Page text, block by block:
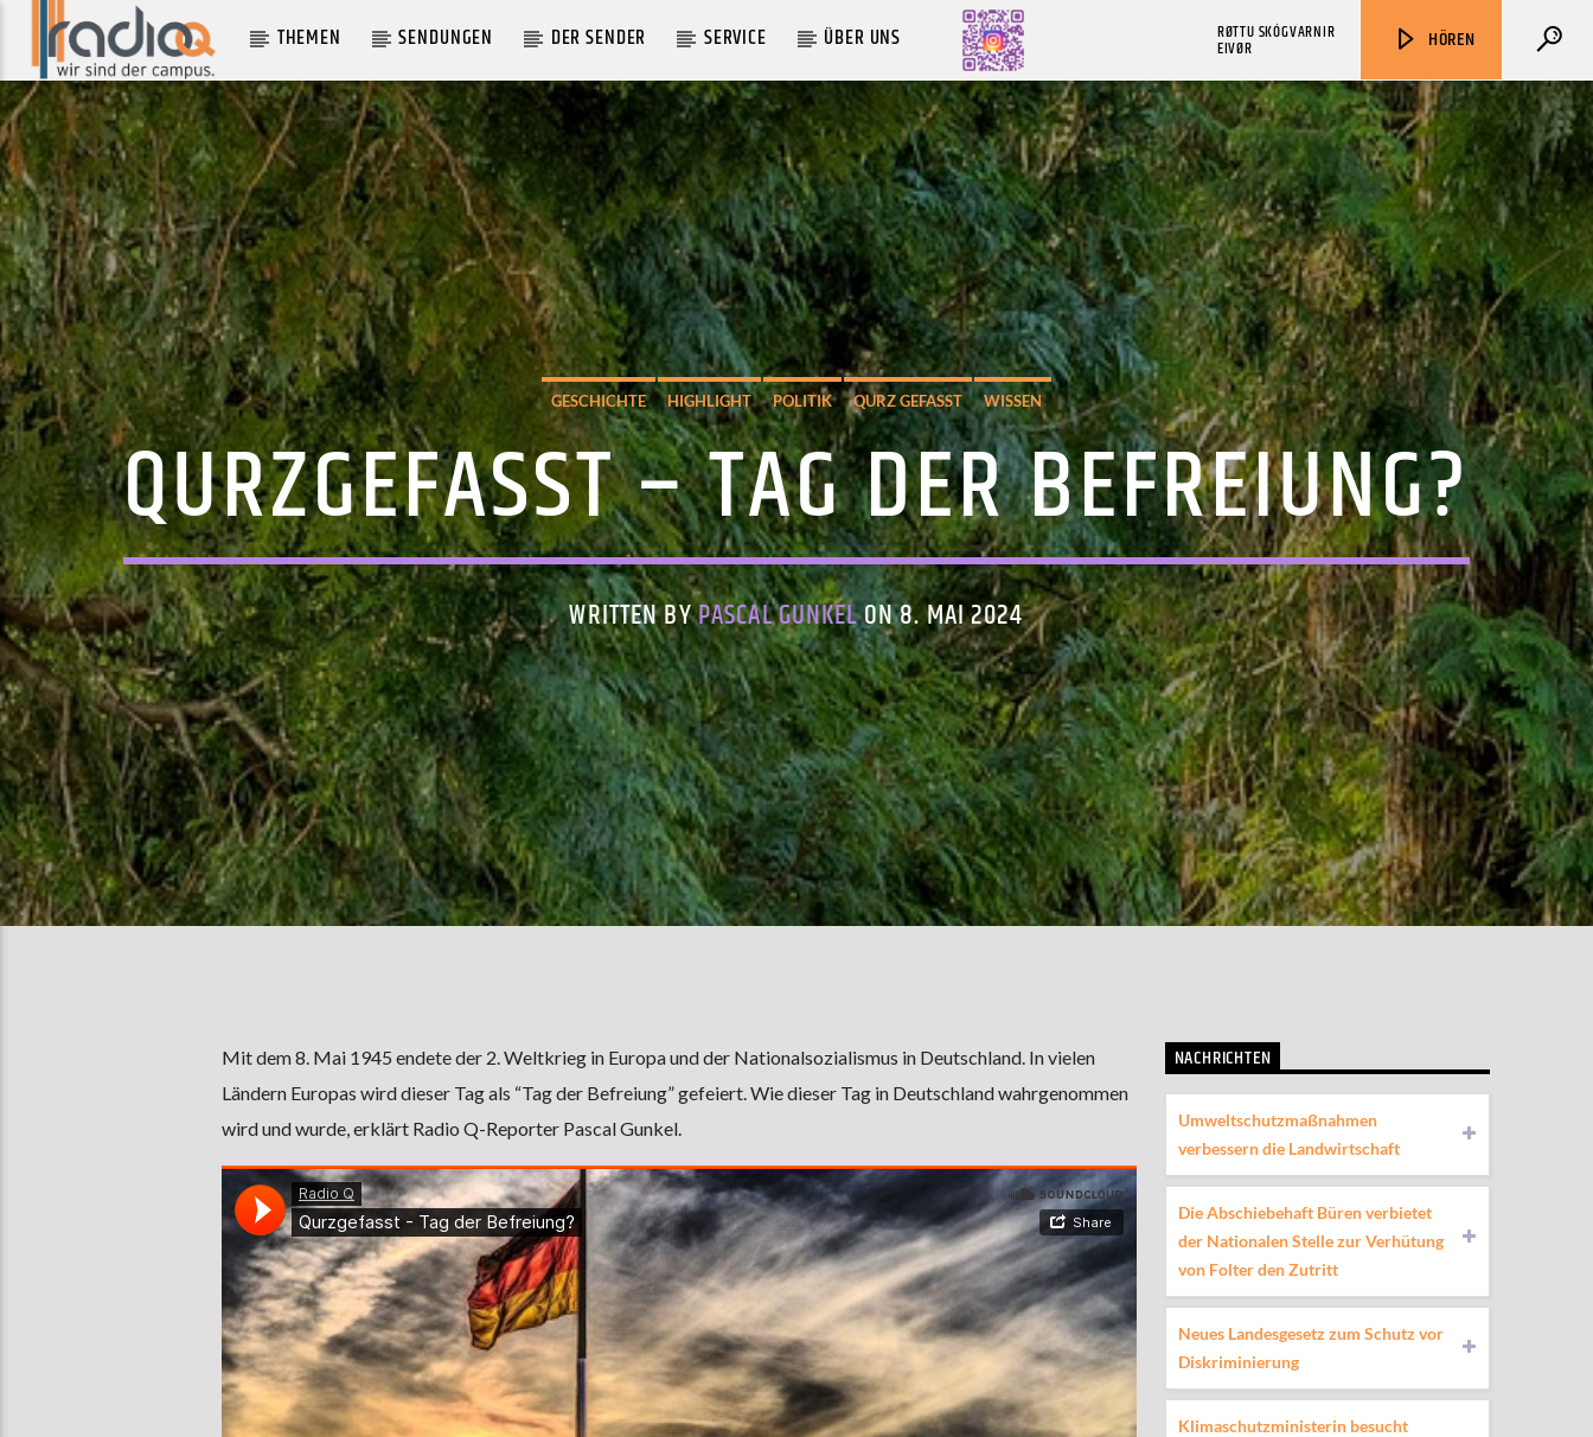
THEMEN SENDUNGEN DER SENDER SERVICE ÜBER UNS HÖREN
RØTTU SKÓGVARNIR
EIVØR
AKTUELLER TRACK
RØTTU SKÓGVARNIR
EIVØR
AKTUELLE SENDUNG
MOEBIUS
19:00 24:00
ZU HÖREN IN
Münster90,9 MHz
Steinfurt103,9 MHz
GESCHICHTE HIGHLIGHT POLITIK QURZ GEFASST WISSEN
QURZGEFASST – TAG DER BEFREIUNG?
WRITTEN BYPASCAL GUNKELON 8. MAI 2024
Mit dem 8. Mai 1945 endete der 2. Weltkrieg in Europa und der Nationalsozialismus in Deutschland. In vielen
Ländern Europas wird dieser Tag als “Tag der Befreiung” gefeiert. Wie dieser Tag in Deutschland wahrgenommen
wird und wurde, erklärt Radio Q-Reporter Pascal Gunkel.
NACHRICHTEN
Umweltschutzmaßnahmen
verbessern die Landwirtschaft
Die Abschiebehaft Büren verbietet
der Nationalen Stelle zur Verhütung
von Folter den Zutritt
Neues Landesgesetz zum Schutz vor
Diskriminierung
Klimaschutzministerin besucht